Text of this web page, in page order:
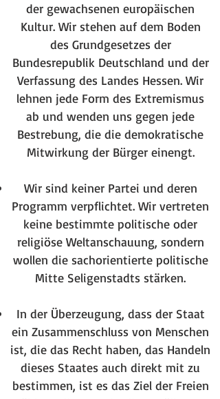
der gewachsenen europäischen
Kultur. Wir stehen auf dem Boden
des Grundgesetzes der
Bundesrepublik Deutschland und der
Verfassung des Landes Hessen. Wir
lehnen jede Form des Extremismus
ab und wenden uns gegen jede
Bestrebung, die die demokratische
Mitwirkung der Bürger einengt.
Wir sind keiner Partei und deren
Programm verpflichtet. Wir vertreten
keine bestimmte politische oder
religiöse Weltanschauung, sondern
wollen die sachorientierte politische
Mitte Seligenstadts stärken.
In der Überzeugung, dass der Staat
ein Zusammenschluss von Menschen
ist, die das Recht haben, das Handeln
dieses Staates auch direkt mit zu
bestimmen, ist es das Ziel der Freien